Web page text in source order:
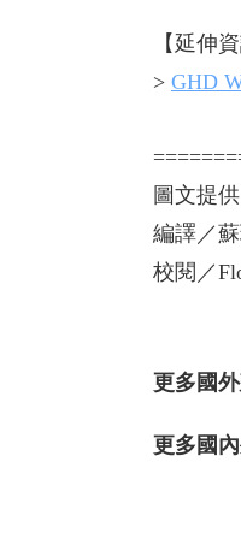
【延伸資
> GHD
圖文提
編譯／
校閱／
更多國
更多國